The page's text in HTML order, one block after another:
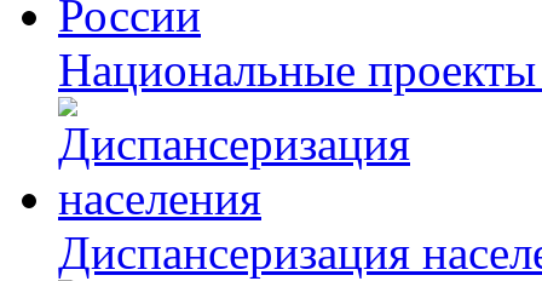
Национальные
Диспансеризация